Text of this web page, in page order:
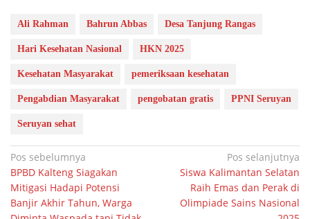
Ali Rahman Bahrun Abbas Desa Tanjung Rangas
Hari Kesehatan Nasional HKN 2025
Kesehatan Masyarakat pemeriksaan kesehatan
Pengabdian Masyarakat pengobatan gratis PPNI Seruyan
Seruyan sehat
Navigasi
pos
Pos sebelumnya
BPBD Kalteng Siagakan
Mitigasi Hadapi Potensi
Banjir Akhir Tahun, Warga
Pos selanjutnya
Siswa Kalimantan Selatan
Raih Emas dan Perak di
Olimpiade Sains Nasional